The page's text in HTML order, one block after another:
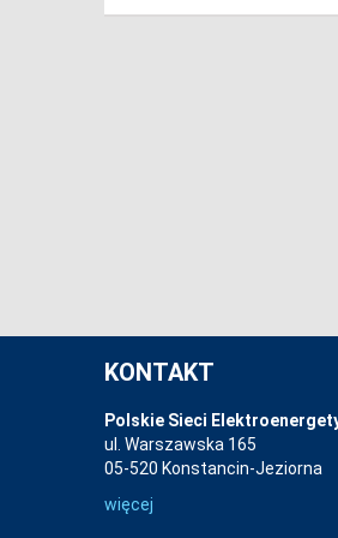
KONTAKT
Polskie Sieci
ul. Warszawska 165
05-520 Konstancin-Jeziorna
więcej